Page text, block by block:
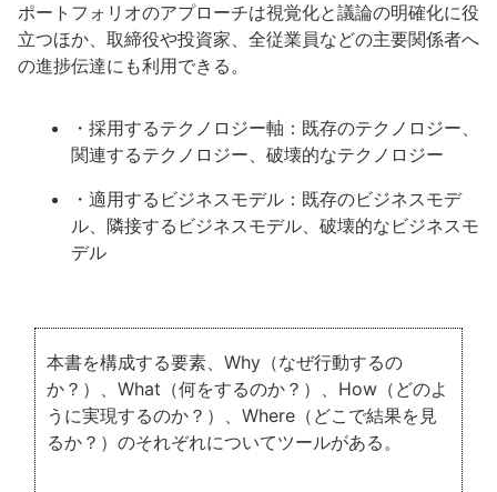
ポートフォリオのアプローチは視覚化と議論の明確化に役
立つほか、取締役や投資家、全従業員などの主要関係者へ
の進捗伝達にも利用できる。
・採用するテクノロジー軸：既存のテクノロジー、
関連するテクノロジー、破壊的なテクノロジー
・適用するビジネスモデル：既存のビジネスモデ
ル、隣接するビジネスモデル、破壊的なビジネスモ
デル
本書を構成する要素、Why（なぜ行動するの
か？）、What（何をするのか？）、How（どのよ
うに実現するのか？）、Where（どこで結果を見
るか？）のそれぞれについてツールがある。